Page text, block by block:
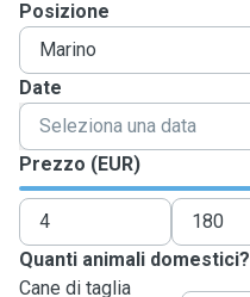
Posizione
Date
Prezzo (EUR)
Quanti animali domestici?
Cane di taglia